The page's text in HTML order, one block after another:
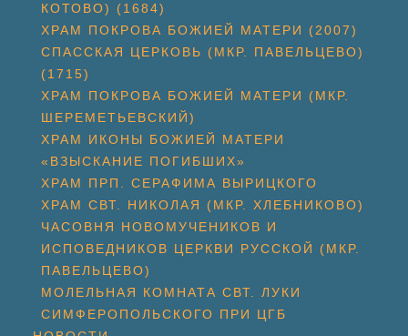
КОТОВО) (1684)
ХРАМ ПОКРОВА БОЖИЕЙ МАТЕРИ (2007)
СПАССКАЯ ЦЕРКОВЬ (МКР. ПАВЕЛЬЦЕВО)
(1715)
ХРАМ ПОКРОВА БОЖИЕЙ МАТЕРИ (МКР.
ШЕРЕМЕТЬЕВСКИЙ)
ХРАМ ИКОНЫ БОЖИЕЙ МАТЕРИ
«ВЗЫСКАНИЕ ПОГИБШИХ»
ХРАМ ПРП. СЕРАФИМА ВЫРИЦКОГО
ХРАМ СВТ. НИКОЛАЯ (МКР. ХЛЕБНИКОВО)
ЧАСОВНЯ НОВОМУЧЕНИКОВ И
ИСПОВЕДНИКОВ ЦЕРКВИ РУССКОЙ (МКР.
ПАВЕЛЬЦЕВО)
МОЛЕЛЬНАЯ КОМНАТА СВТ. ЛУКИ
СИМФЕРОПОЛЬСКОГО ПРИ ЦГБ